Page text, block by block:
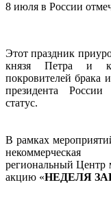
8 июля в России
Этот праздник
князя Петра и
покровителей брака
президента
статус.
В рамках
некоммерческая
региональный Центр
акцию «НЕДЕЛЯ